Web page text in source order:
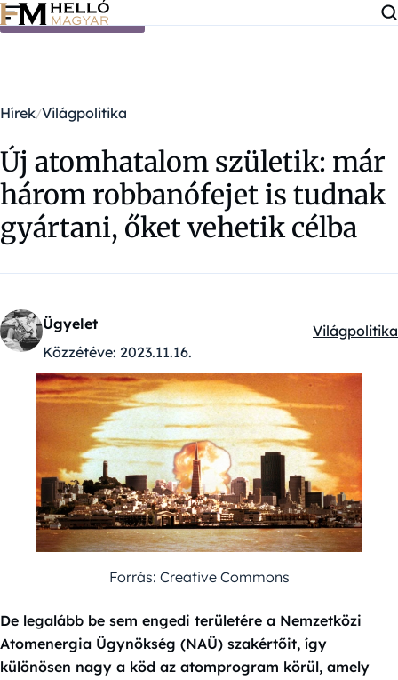
Ugrás a tartalomra
Hírek Világpolitika
Új atomhatalom születik: már
három robbanófejet is tudnak
gyártani, őket vehetik célba
Ügyelet
Közzétéve: 2023.11.16.
Kategóriák:
Világpolitika
Forrás: Creative Commons
De legalább be sem engedi területére a Nemzetközi
Atomenergia Ügynökség (NAÜ) szakértőit, így
különösen nagy a köd az atomprogram körül, amely